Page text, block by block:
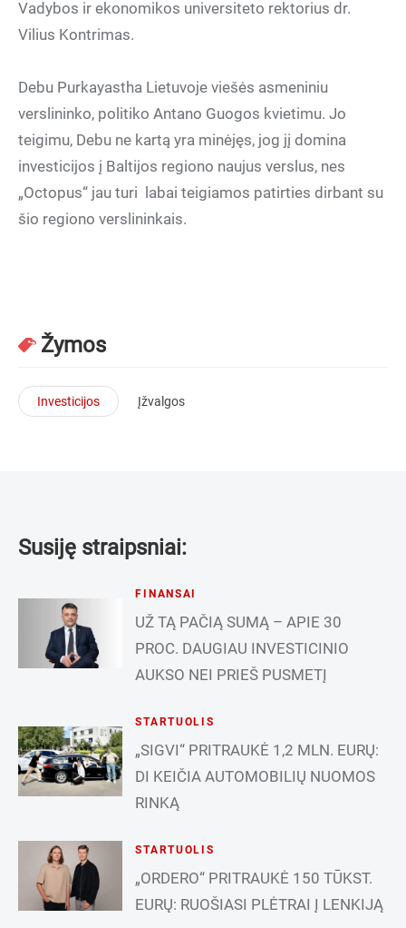
Vadybos ir ekonomikos universiteto rektorius dr.
Vilius Kontrimas.
Debu Purkayastha Lietuvoje viešės asmeniniu
verslininko, politiko Antano Guogos kvietimu. Jo
teigimu, Debu ne kartą yra minėjęs, jog jį domina
investicijos į Baltijos regiono naujus verslus, nes
„Octopus“ jau turi labai teigiamos patirties dirbant su
šio regiono verslininkais.
Žymos
Investicijos Įžvalgos
Susiję straipsniai:
FINANSAI
UŽ TĄ PAČIĄ SUMĄ – APIE 30
PROC. DAUGIAU INVESTICINIO
AUKSO NEI PRIEŠ PUSMETĮ
STARTUOLIS
„SIGVI“ PRITRAUKĖ 1,2 MLN. EURŲ:
DI KEIČIA AUTOMOBILIŲ NUOMOS
RINKĄ
STARTUOLIS
„ORDERO“ PRITRAUKĖ 150 TŪKST.
EURŲ: RUOŠIASI PLĖTRAI Į LENKIJĄ